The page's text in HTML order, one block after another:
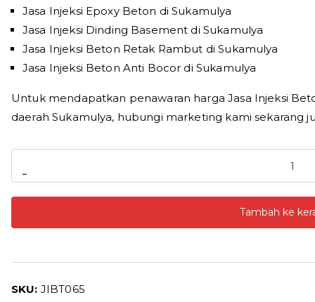
Jasa Injeksi Epoxy Beton di Sukamulya
Jasa Injeksi Dinding Basement di Sukamulya
Jasa Injeksi Beton Retak Rambut di Sukamulya
Jasa Injeksi Beton Anti Bocor di Sukamulya
Untuk mendapatkan penawaran harga Jasa Injeksi
daerah Sukamulya, hubungi marketing kami sekarang
-
Jasa
Injeksi
Grouting
Tambah ke
SKU: JIBT065